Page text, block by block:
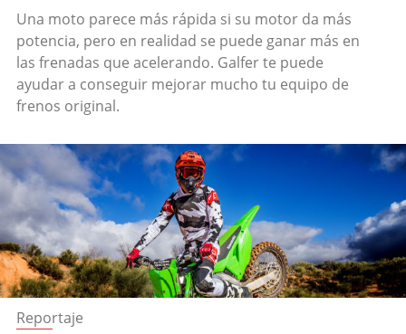
Una moto parece más rápida si su motor da más
potencia, pero en realidad se puede ganar más en
las frenadas que acelerando. Galfer te puede
ayudar a conseguir mejorar mucho tu equipo de
frenos original.
Reportaje